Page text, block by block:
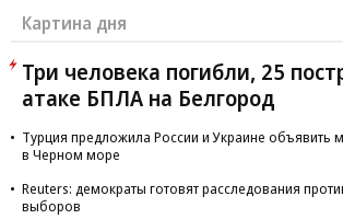
Картина дня
Три человека погибли, 25
атаке БПЛА на Белгород
Турция предложила России и Украине объявить
в Черном море
Reuters: демократы готовят расследования
выборов